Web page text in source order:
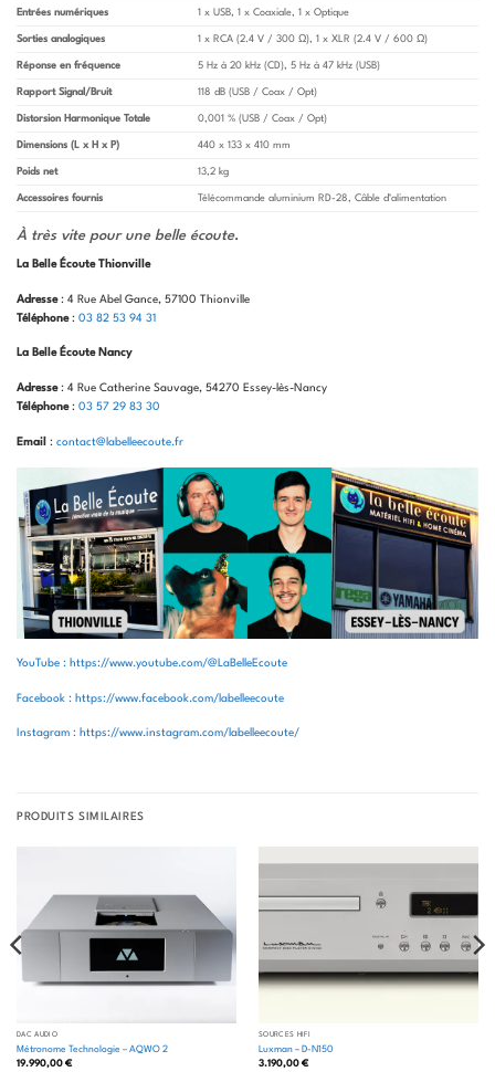
Entrées numériques 1 x USB, 1 x Coaxiale, 1 x Optique
Sorties analogiques 1 x RCA (2.4 V / 300 Ω), 1 x XLR (2.4 V / 600 Ω)
Réponse en fréquence 5 Hz à 20 kHz (CD), 5 Hz à 47 kHz (USB)
Rapport Signal/Bruit 118 dB (USB / Coax / Opt)
Distorsion Harmonique Totale 0,001 % (USB / Coax / Opt)
Dimensions (L x H x P) 440 x 133 x 410 mm
Poids net 13,2 kg
Accessoires fournis Télécommande aluminium RD-28, Câble d’alimentation
À très vite pour une belle écoute.
La Belle Écoute Thionville
Adresse: 4 Rue Abel Gance, 57100 Thionville
Téléphone: 03 82 53 94 31
La Belle Écoute Nancy
Adresse: 4 Rue Catherine Sauvage, 54270 Essey-lès-Nancy
Téléphone: 03 57 29 83 30
Email : contact@labelleecoute.fr
YouTube : https://www.youtube.com/@LaBelleEcoute
Facebook : https://www.facebook.com/labelleecoute
Instagram : https://www.instagram.com/labelleecoute/
PRODUITS SIMILAIRES
DAC AUDIO
Métronome Technologie – AQWO 2
19.990,00 €
SOURCES HIFI
Luxman – D-N150
3.190,00 €